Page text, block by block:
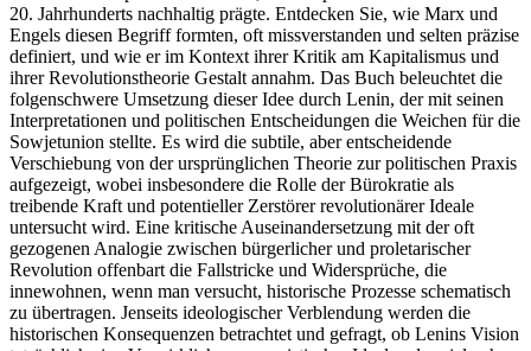
20. Jahrhunderts nachhaltig prägte. Entdecken Sie, wie Marx und
Engels diesen Begriff formten, oft missverstanden und selten präzise
definiert, und wie er im Kontext ihrer Kritik am Kapitalismus und
ihrer Revolutionstheorie Gestalt annahm. Das Buch beleuchtet die
folgenschwere Umsetzung dieser Idee durch Lenin, der mit seinen
Interpretationen und politischen Entscheidungen die Weichen für die
Sowjetunion stellte. Es wird die subtile, aber entscheidende
Verschiebung von der ursprünglichen Theorie zur politischen Praxis
aufgezeigt, wobei insbesondere die Rolle der Bürokratie als
treibende Kraft und potentieller Zerstörer revolutionärer Ideale
untersucht wird. Eine kritische Auseinandersetzung mit der oft
gezogenen Analogie zwischen bürgerlicher und proletarischer
Revolution offenbart die Fallstricke und Widersprüche, die
innewohnen, wenn man versucht, historische Prozesse schematisch
zu übertragen. Jenseits ideologischer Verblendung werden die
historischen Konsequenzen betrachtet und gefragt, ob Lenins Vision